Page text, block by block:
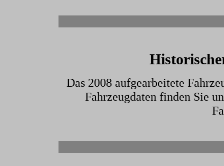
Das 2008 aufgearbeitete
Fahrzeugdaten finden Sie